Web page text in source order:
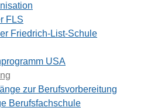
FLS
Friedrich-List-Schule
USA
zur Berufsvorbereitung
Berufsfachschule